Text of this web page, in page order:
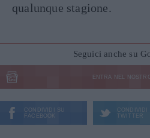
qualunque stagione.
Seguici anche su
ENTRA NEL
CONDIVIDI SU
FACEBOOK
CONDIVIDI
TWITTER